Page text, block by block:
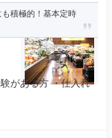
積極的！基本定時
がある方 ・仕入れ